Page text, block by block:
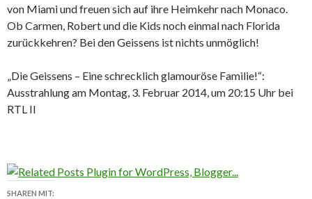
von Miami und freuen sich auf ihre Heimkehr nach Monaco.
Ob Carmen, Robert und die Kids noch einmal nach Florida
zurückkehren? Bei den Geissens ist nichts unmöglich!
„Die Geissens – Eine schrecklich glamouröse Familie!“:
Ausstrahlung am Montag, 3. Februar 2014, um 20:15 Uhr bei
RTL II
SHAREN MIT: